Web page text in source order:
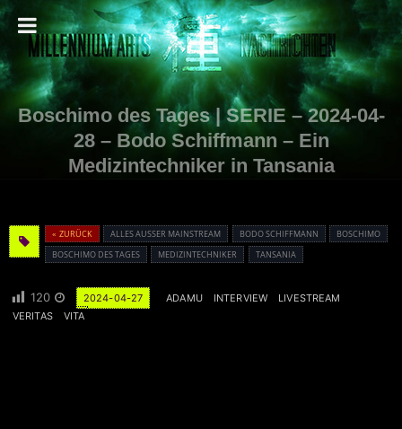
Boschimo des Tages | SERIE – 2024-04-
28 – Bodo Schiffmann – Ein
Medizintechniker in Tansania
« ZURÜCK ALLES AUSSER MAINSTREAM BODO SCHIFFMANN
BOSCHIMO
BOSCHIMO DES TAGES
MEDIZINTECHNIKER TANSANIA
120 2024-04-27 ADAMU INTERVIEW
LIVESTREAM
VERITAS
VITA